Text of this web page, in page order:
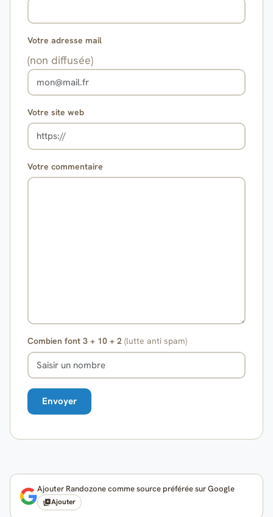
Votre adresse mail
(non diffusée)
Votre site web
Votre commentaire
Combien font 3 + 10 + 2 (lutte anti spam)
Ajouter Randozone comme source préférée sur Google
Ajouter